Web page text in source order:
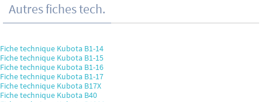
Autres fiches tech.
Fiche technique Kubota B1-14
Fiche technique Kubota B1-15
Fiche technique Kubota B1-16
Fiche technique Kubota B1-17
Fiche technique Kubota B17X
Fiche technique Kubota B40